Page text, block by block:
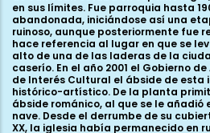
en sus límites. Fue parroquia hasta
abandonada, iniciándose así una
ruinoso, aunque posteriormente fue
hace referencia al lugar en que se
alto de una de las laderas de la
caserío. En el año 2001 el Gobierno
de Interés Cultural el ábside de esta
histórico-artístico. De la planta
ábside románico, al que se le añadió
nave. Desde el derrumbe de su
XX, la iglesia había permanecido en